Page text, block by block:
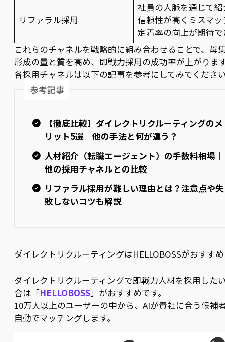
リファラル採用
社員の人脈を通じて
信頼性が高くミスマ
定着率の向上が期待
これらのチャネルを戦略的に組み合わせることで、母
形成の量と質を高め、即戦力採用の成功率が上がりま
各採用チャネルは以下の記事を参考にしてみてくださ
参考記事
【徹底比較】ダイレクトリクルーティングのメ
リット5選｜他の手法と何が違う？
人材紹介（転職エージェント）の手数料相場｜
他の採用チャネルとの比較
リファラル採用が難しい理由とは？注意点や失
敗しないコツも解説
ダイレクトリクルーティングはHELLOBOSSがおすすめ
ダイレクトリクルーティングで即戦力人材を採用した
合は「HELLOBOSS」がおすすめです。
10万人以上のユーザーの中から、AIが貴社に合う候補
自動でマッチングします。